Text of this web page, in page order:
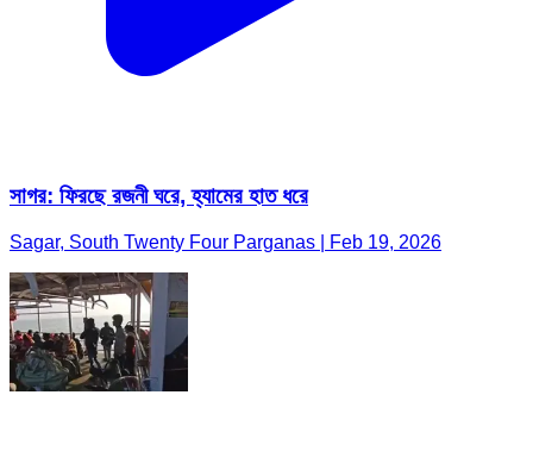
সাগর: ফিরছে রজনী ঘরে, হ্যামের হাত ধরে
Sagar, South Twenty Four Parganas | Feb 19, 2026